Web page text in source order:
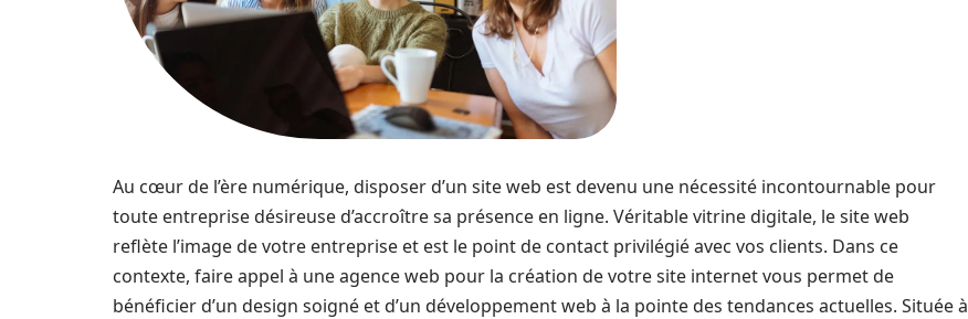
Au cœur de l’ère numérique, disposer d’un site web est devenu une nécessité incontournable pour
toute entreprise désireuse d’accroître sa présence en ligne. Véritable vitrine digitale, le site web
reflète l’image de votre entreprise et est le point de contact privilégié avec vos clients. Dans ce
contexte, faire appel à une agence web pour la création de votre site internet vous permet de
bénéficier d’un design soigné et d’un développement web à la pointe des tendances actuelles. Située à